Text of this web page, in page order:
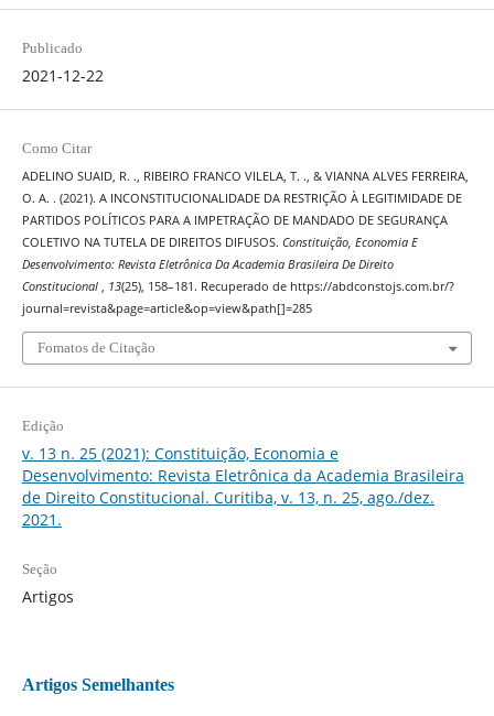
Publicado
2021-12-22
Como Citar
ADELINO SUAID, R. ., RIBEIRO FRANCO VILELA, T. ., & VIANNA ALVES FERREIRA,
O. A. . (2021). A INCONSTITUCIONALIDADE DA RESTRIÇÃO À LEGITIMIDADE DE
PARTIDOS POLÍTICOS PARA A IMPETRAÇÃO DE MANDADO DE SEGURANÇA
COLETIVO NA TUTELA DE DIREITOS DIFUSOS. Constituição, Economia E
Desenvolvimento: Revista Eletrônica Da Academia Brasileira De Direito
Constitucional , 13(25), 158–181. Recuperado de https://abdconstojs.com.br/?
journal=revista&page=article&op=view&path[]=285
Fomatos de Citação
Edição
v. 13 n. 25 (2021): Constituição, Economia e
Desenvolvimento: Revista Eletrônica da Academia Brasileira
de Direito Constitucional. Curitiba, v. 13, n. 25, ago./dez.
2021.
Seção
Artigos
Artigos Semelhantes